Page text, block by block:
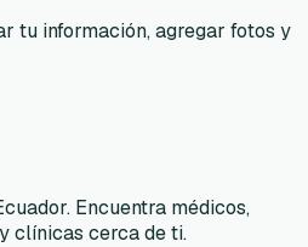
tu información, agregar fotos y
Encuentra médicos,
clínicas cerca de ti.